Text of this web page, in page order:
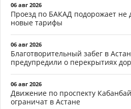
06 авг 2026
Проезд по БАКАД подорожает не
новые тарифы
06 авг 2026
Благотворительный забег в
предупредили о перекрытиях
06 авг 2026
Движение по проспекту
ограничат в Астане